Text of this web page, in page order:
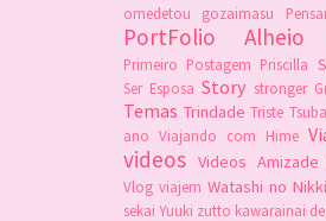
omedetou gozaimasu
PortFolio Alheio
Primeiro Postagem Priscilla
Ser Esposa Story stronger
Temas Trindade Triste
ano Viajando com Hime
videos Videos Amizade
Vlog viajem Watashi no Nikki
sekai Yuuki zutto kawarainai